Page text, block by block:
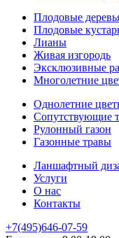
Плодовые
Плодовые
Лианы
Живая изгородь
Эксклюзивные
Многолетние
Однолетние
Сопутствующие
Рулонный газон
Газонные травы
Ланшафтный
Услуги
О нас
Контакты
+7(495)646-07-59